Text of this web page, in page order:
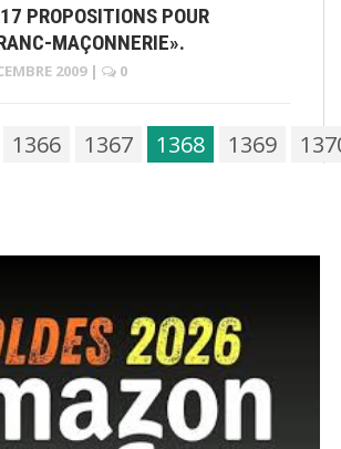
PROPOSITIONS POUR
MAÇONNERIE».
2009 | 0
1366 1367 1368 1369